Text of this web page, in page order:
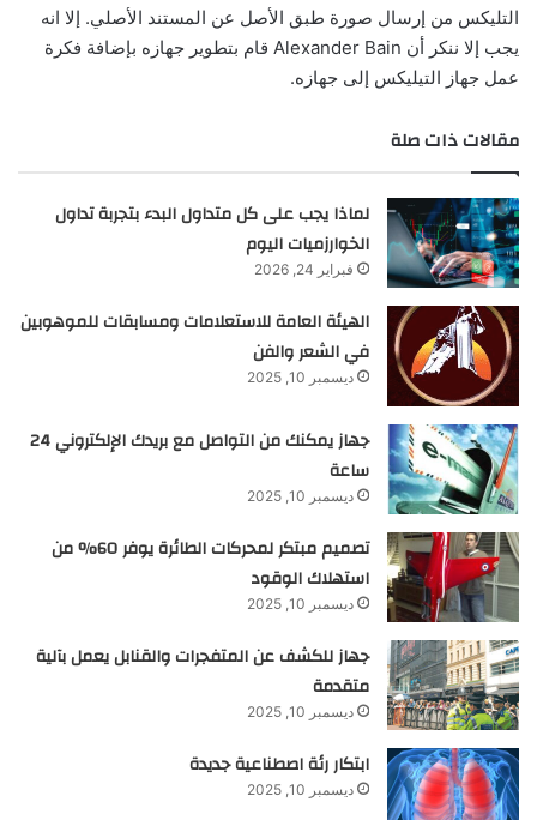
التليكس من إرسال صورة طبق الأصل عن المستند الأصلي. إلا انه
يجب إلا ننكر أن Alexander Bain قام بتطوير جهازه بإضافة فكرة
عمل جهاز التيليكس إلى جهازه.
مقالات ذات صلة
لماذا يجب على كل متداول البدء بتجربة تداول
الخوارزميات اليوم
فبراير 24, 2026
الهيئة العامة للاستعلامات ومسابقات للموهوبين
في الشعر والفن
ديسمبر 10, 2025
جهاز يمكنك من التواصل مع بريدك الإلكتروني 24
ساعة
ديسمبر 10, 2025
تصميم مبتكر لمحركات الطائرة يوفر 60% من
استهلاك الوقود
ديسمبر 10, 2025
جهاز للكشف عن المتفجرات والقنابل يعمل بآلية
متقدمة
ديسمبر 10, 2025
ابتكار رئة اصطناعية جديدة
ديسمبر 10, 2025